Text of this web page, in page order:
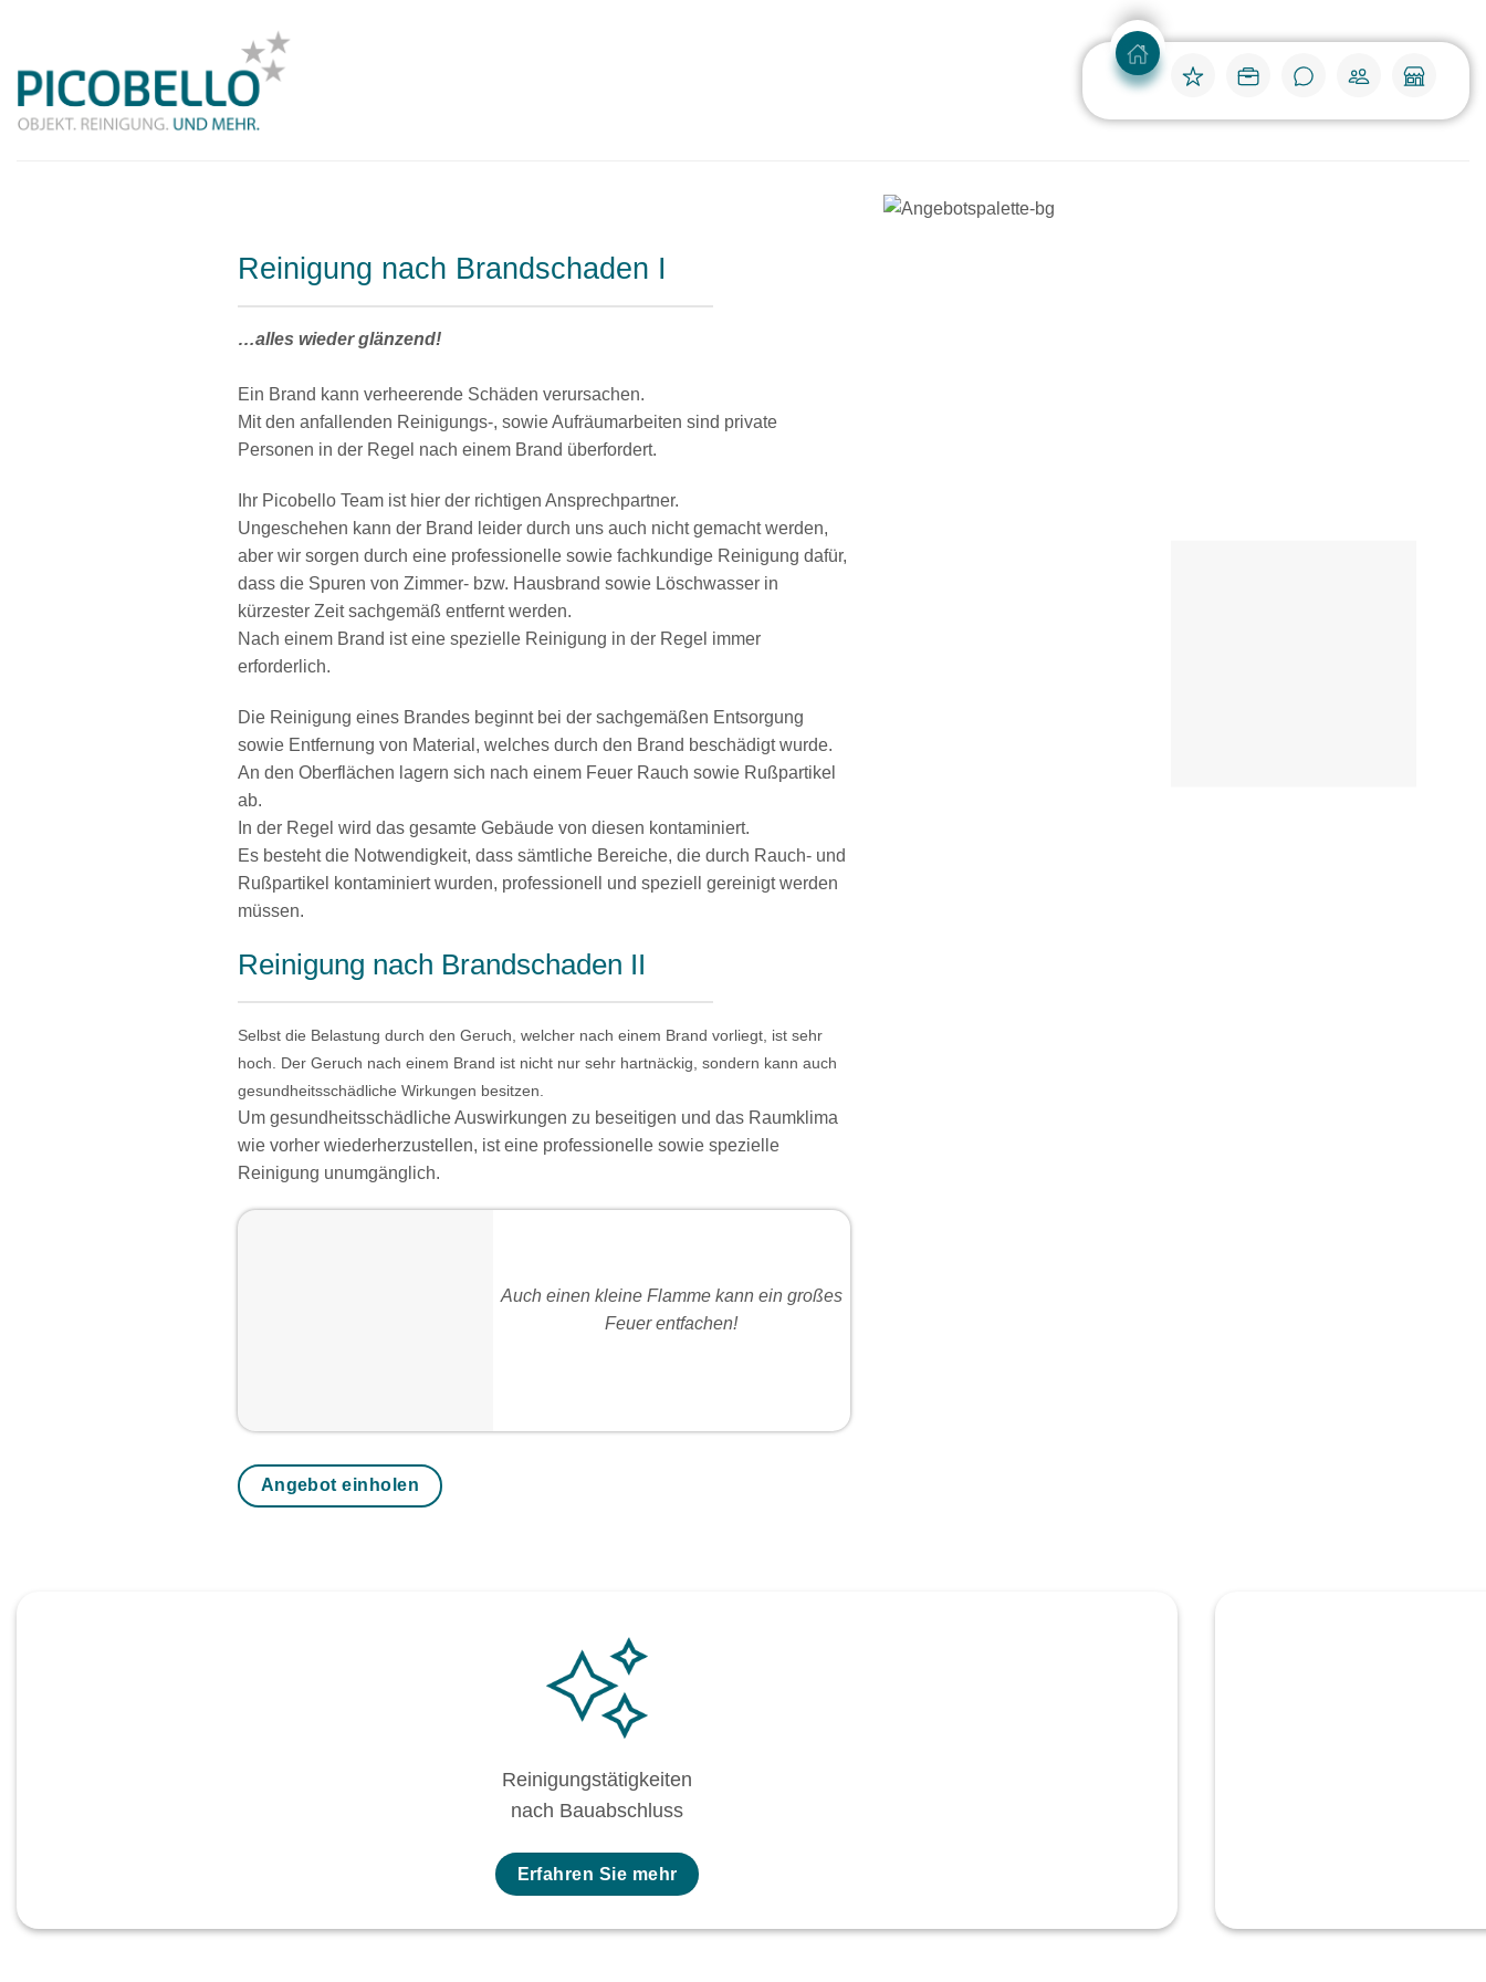
springen
Reinigung nach Brandschaden I
…alles wieder glänzend!
Ein Brand kann verheerende Schäden verursachen.
Mit den anfallenden Reinigungs-, sowie Aufräumarbeiten sind private
Personen in der Regel nach einem Brand überfordert.
Ihr Picobello Team ist hier der richtigen Ansprechpartner.
Ungeschehen kann der Brand leider durch uns auch nicht gemacht werden,
aber wir sorgen durch eine professionelle sowie fachkundige Reinigung dafür,
dass die Spuren von Zimmer- bzw. Hausbrand sowie Löschwasser in
kürzester Zeit sachgemäß entfernt werden.
Nach einem Brand ist eine spezielle Reinigung in der Regel immer
erforderlich.
Die Reinigung eines Brandes beginnt bei der sachgemäßen Entsorgung
sowie Entfernung von Material, welches durch den Brand beschädigt wurde.
An den Oberflächen lagern sich nach einem Feuer Rauch sowie Rußpartikel
ab.
In der Regel wird das gesamte Gebäude von diesen kontaminiert.
Es besteht die Notwendigkeit, dass sämtliche Bereiche, die durch Rauch- und
Rußpartikel kontaminiert wurden, professionell und speziell gereinigt werden
müssen.
Reinigung nach Brandschaden II
Selbst die Belastung durch den Geruch, welcher nach einem Brand vorliegt, ist sehr
hoch. Der Geruch nach einem Brand ist nicht nur sehr hartnäckig, sondern kann auch
gesundheitsschädliche Wirkungen besitzen.
Um gesundheitsschädliche Auswirkungen zu beseitigen und das Raumklima
wie vorher wiederherzustellen, ist eine professionelle sowie spezielle
Reinigung unumgänglich.
Auch einen kleine Flamme kann ein großes
Feuer entfachen!
Angebot einholen
Reinigungstätigkeiten
nach Bauabschluss
Erfahren Sie mehr